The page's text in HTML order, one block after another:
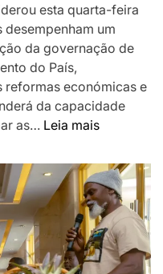
esta quarta-feira
um
da governação de
do País,
reformas económicas e
da capacidade
as… Leia mais:
destaca
Chefes
das
como
pilar